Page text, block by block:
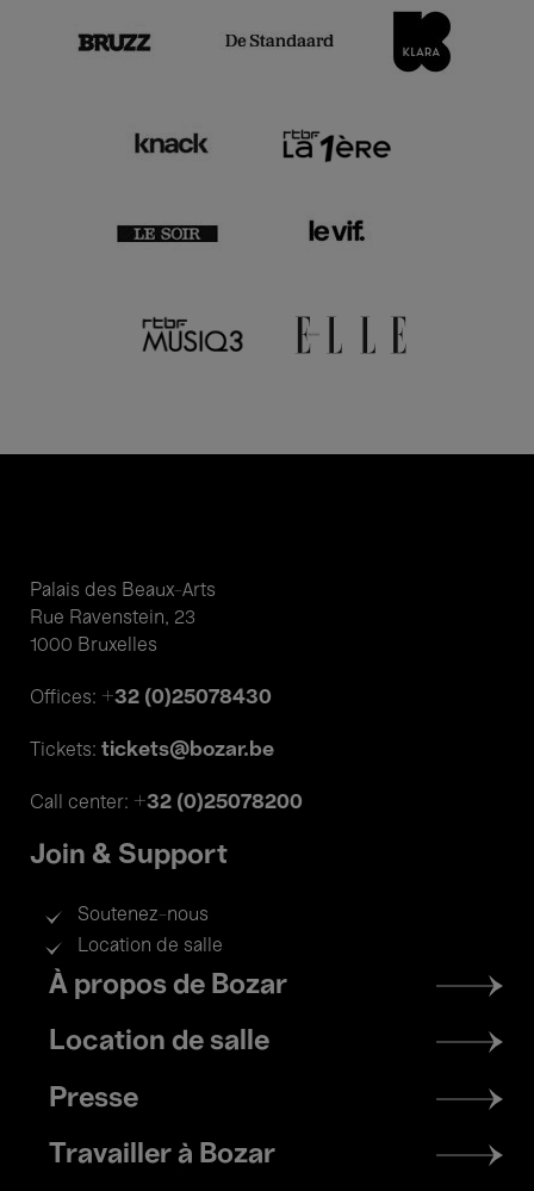
Palais des Beaux-Arts
Rue Ravenstein, 23
1000 Bruxelles
Offices: +32 (0)25078430
Tickets: tickets@bozar.be
Call center: +32 (0)25078200
Join & Support
Soutenez-nous
Location de salle
Footer
menu
À propos de Bozar
Location de salle
Presse
Travailler à Bozar